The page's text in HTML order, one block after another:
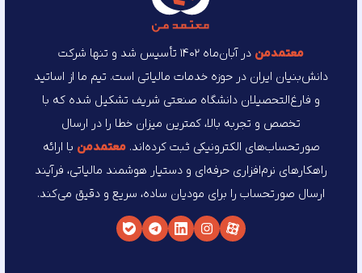
معتمد‌من
در آبان‌ماه ۱۴۰۲ تأسیس شد و تنها شرکت
دانش‌بنیان ایران در حوزه خدمات مالیاتی است. تیم ما از اساتید
و فارغ‌التحصیلان دانشگاه صنعتی شریف تشکیل شده که با
تخصص و تجربه بالا، کمترین میزان خطا را در ارسال
صورتحساب‌های الکترونیکی ثبت کرده‌اند.معتمد‌من با ارائه
راهکارهای نرم‌افزاری حرفه‌ای و دستیار هوشمند مالیاتی، فرآیند
ارسال صورتحساب را برای مودیان ساده، سریع و دقیق می‌کند.